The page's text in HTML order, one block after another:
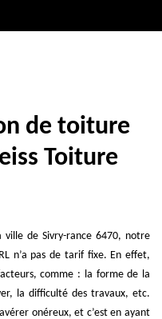
de toiture
Toiture
de Sivry-rance 6470, notre
n’a pas de tarif fixe. En effet,
comme : la forme de la
la difficulté des travaux, etc.
onéreux, et c’est en ayant